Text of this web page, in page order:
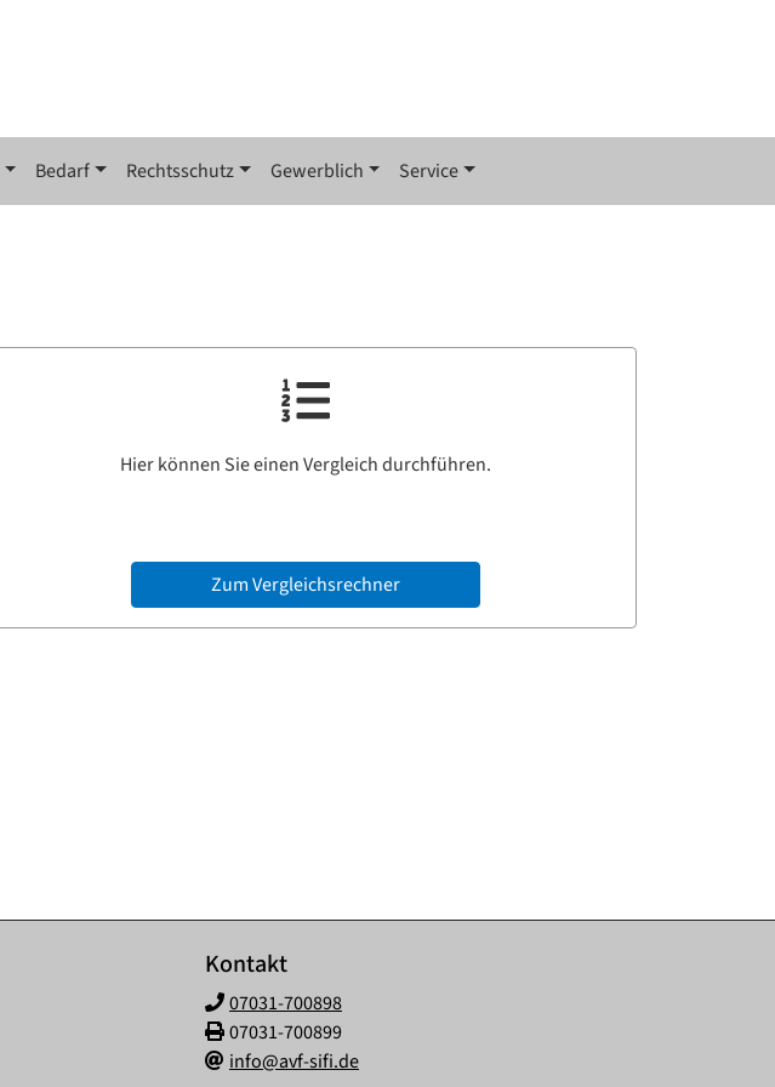
Bedarf Rechtsschutz Gewerblich Service
Hier können Sie einen Vergleich durchführen.
Zum Vergleichsrechner
Kontakt
07031-700898
07031-700899
info@avf-sifi.de